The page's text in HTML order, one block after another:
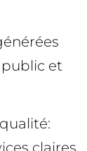
public et
claires,